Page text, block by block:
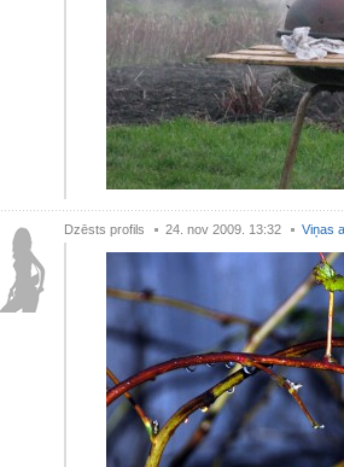
Dzēsts profils 24. nov 2009. 13:32 Viņas